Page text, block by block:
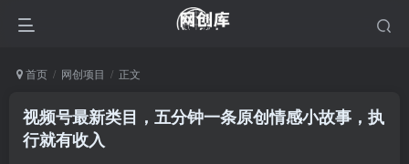
首页 网创项目 正文
视频号最新类目，五分钟一条原创情感小故事，执
行就有收入